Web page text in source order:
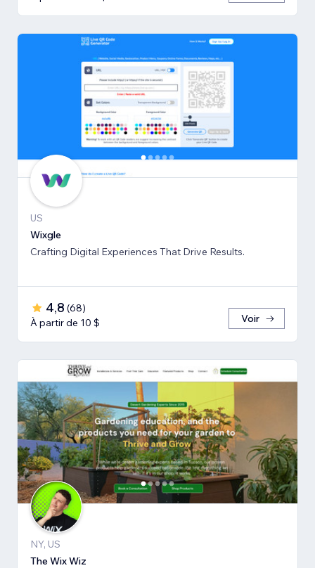
US
Wixgle
Crafting Digital Experiences That Drive Results.
4,8 (68)
À partir de 10 $
Voir
NY, US
The Wix Wiz